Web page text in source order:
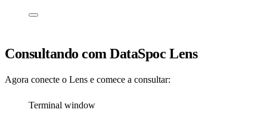
Consultando com DataSpoc Lens
Agora conecte o Lens e comece a consultar:
Terminal window